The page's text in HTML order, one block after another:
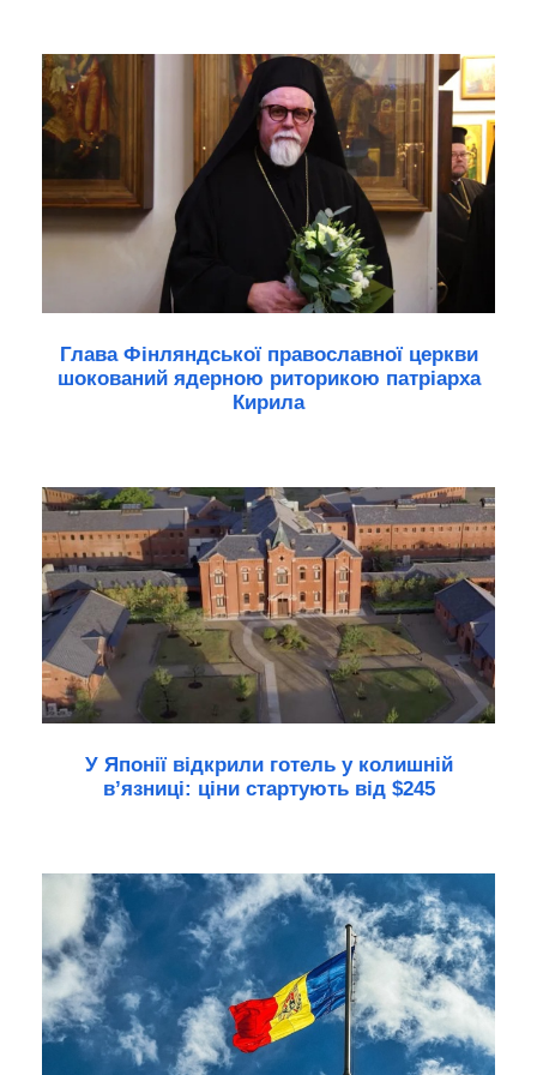
Глава Фінляндської православної церкви
шокований ядерною риторикою патріарха
Кирила
У Японії відкрили готель у колишній
в’язниці: ціни стартують від $245